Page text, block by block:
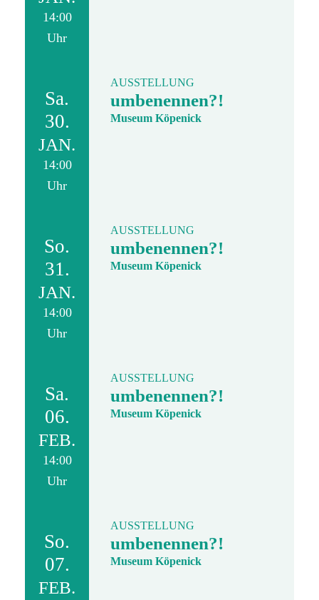
14:00
Uhr
Sa.
30.
JAN.
14:00
Uhr
AUSSTELLUNG
umbenennen?!
Museum Köpenick
So.
31.
JAN.
14:00
Uhr
AUSSTELLUNG
umbenennen?!
Museum Köpenick
Sa.
06.
FEB.
14:00
Uhr
AUSSTELLUNG
umbenennen?!
Museum Köpenick
So.
07.
FEB.
AUSSTELLUNG
umbenennen?!
Museum Köpenick